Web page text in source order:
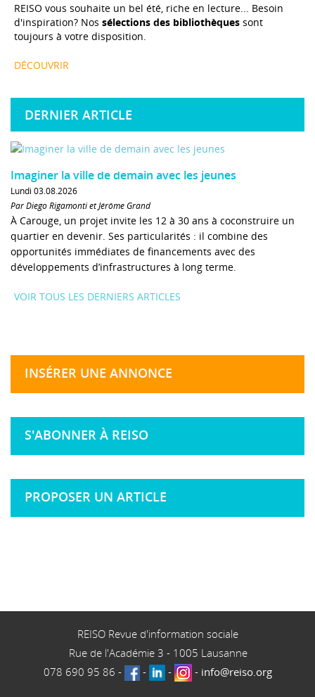
REISO vous souhaite un bel été, riche en lecture... Besoin
d'inspiration? Nos sélections des bibliothèques sont
toujours à votre disposition.
DÉCOUVRIR
DERNIER ARTICLE
Imaginer la ville de demain avec les jeunes
Lundi 03.08.2026
Par Diego Rigamonti et Jérôme Grand
À Carouge, un projet invite les 12 à 30 ans à coconstruire un
quartier en devenir. Ses particularités : il combine des
opportunités immédiates de financements avec des
développements d’infrastructures à long terme.
VOIR TOUS LES DERNIERS ARTICLES
INSÉRER UNE ANNONCE
S'ABONNER À REISO
PROPOSER UN ARTICLE
REISO Revue d'information sociale
Rue de l'Académie 3 - 1005 Lausanne
078 690 95 86 - - - - info@reiso.org